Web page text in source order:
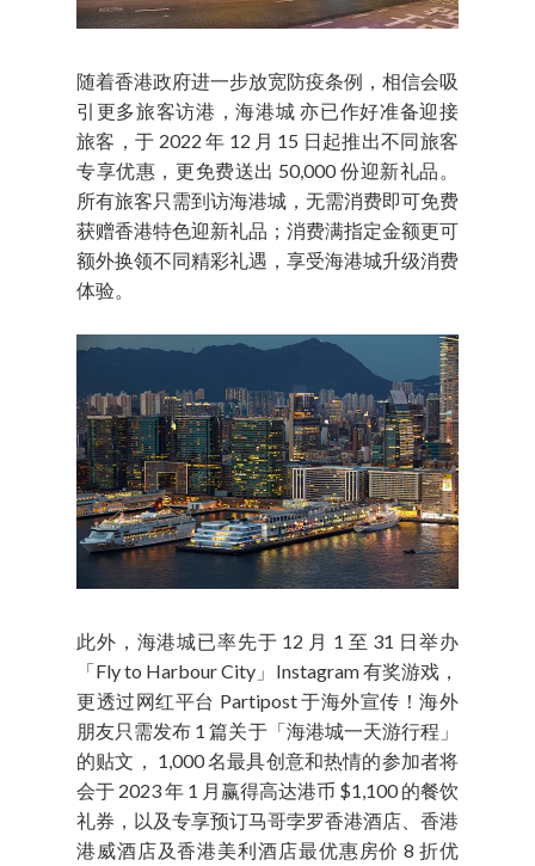
随着香港政府进一步放宽防疫条例，相信会吸
引更多旅客访港，海港城 亦已作好准备迎接
旅客，于 2022 年 12 月 15 日起推出不同旅客
专享优惠，更免费送出 50,000 份迎新礼品。
所有旅客只需到访海港城，无需消费即可免费
获赠香港特色迎新礼品；消费满指定金额更可
额外换领不同精彩礼遇，享受海港城升级消费
体验。
此外，海港城已率先于 12 月 1 至 31 日举办
「Fly to Harbour City」Instagram 有奖游戏，
更透过网红平台 Partipost 于海外宣传！海外
朋友只需发布 1 篇关于「海港城一天游行程」
的贴文， 1,000 名最具创意和热情的参加者将
会于 2023 年 1 月赢得高达港币 $1,100 的餐饮
礼券，以及专享预订马哥孛罗香港酒店、香港
港威酒店及香港美利酒店最优惠房价 8 折优